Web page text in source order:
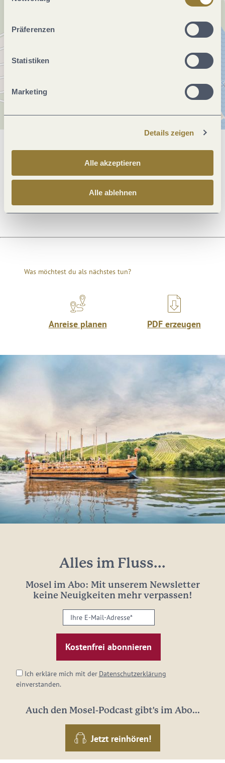
ablehnen" kann es zu Beeinträchtigungen in der Nutzung
Präferenzen
Statistiken
Marketing
Details zeigen
Alle akzeptieren
Alle ablehnen
Allgemeine Informationen
Öffnungszeiten
Was möchtest du als nächstes tun?
Anreise planen PDF erzeugen
Alles im Fluss...
Mosel im Abo: Mit unserem Newsletter
keine Neuigkeiten mehr verpassen!
Ihre
E-
Mail-
Adresse:
Ich erkläre mich mit der Datenschutzerklärung
einverstanden.
Auch den Mosel-Podcast gibt's im Abo...
Jetzt reinhören!